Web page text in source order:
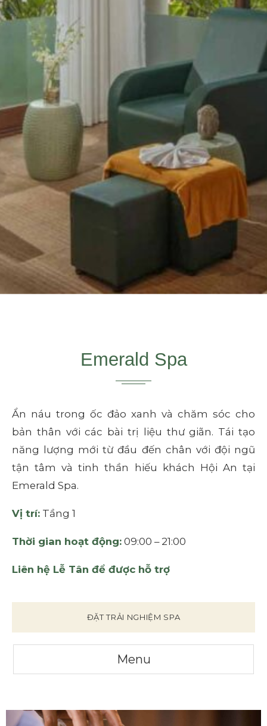
Emerald Spa
Ẩn náu trong ốc đảo xanh và chăm sóc cho
bản thân với các bài trị liệu thư giãn. Tái tạo
năng lượng mới từ đầu đến chân với đội ngũ
tận tâm và tinh thần hiếu khách Hội An tại
Emerald Spa.
Vị trí: Tầng 1
Thời gian hoạt động: 09:00 – 21:00
Liên hệ Lễ Tân để được hỗ trợ
ĐẶT TRẢI NGHIỆM SPA
Menu